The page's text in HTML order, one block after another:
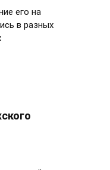
его на
в разных